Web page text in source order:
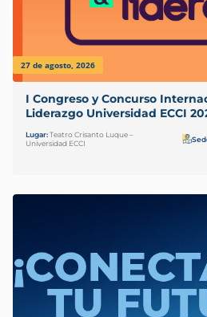
27 de agosto, 2026
I Congreso y Concurso
Liderazgo Universidad ECCI
Lugar:Teatro Crisanto Luque –
Universidad ECCI